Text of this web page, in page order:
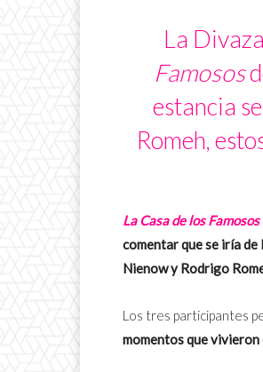
La
Famosos
estancia
Romeh,
La Casa de los Famosos
comentar que se iría de
Nienow y Rodrigo
Los tres participantes
momentos que